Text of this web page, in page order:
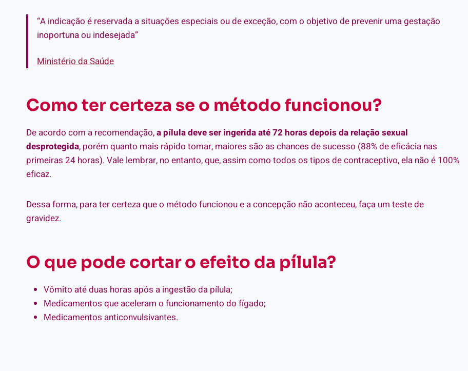
“A indicação é reservada a situações especiais ou de exceção, com o objetivo de prevenir uma gestação
inoportuna ou indesejada”
Ministério da Saúde
Como ter certeza se o método funcionou?
De acordo com a recomendação,a pílula deve ser ingerida até 72 horas depois da relação sexual
desprotegida, porém quanto mais rápido tomar, maiores são as chances de sucesso (88% de eficácia nas
primeiras 24 horas). Vale lembrar, no entanto, que, assim como todos os tipos de contraceptivo, ela não é 100%
eficaz.
Dessa forma, para ter certeza que o método funcionou e a concepção não aconteceu, faça um teste de
gravidez.
O que pode cortar o efeito da pílula?
Vômito até duas horas após a ingestão da pílula;
Medicamentos que aceleram o funcionamento do fígado;
Medicamentos anticonvulsivantes.